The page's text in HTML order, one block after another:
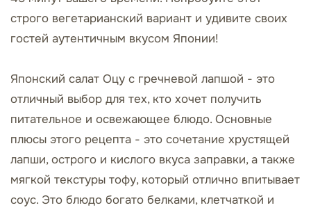
строго вегетарианский вариант и удивите своих
гостей аутентичным вкусом Японии!
Японский салат Оцу с гречневой лапшой - это
отличный выбор для тех, кто хочет получить
питательное и освежающее блюдо. Основные
плюсы этого рецепта - это сочетание хрустящей
лапши, острого и кислого вкуса заправки, а также
мягкой текстуры тофу, который отлично впитывает
соус. Это блюдо богато белками, клетчаткой и